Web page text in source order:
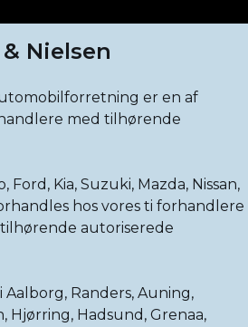
Nielsen
er en af
med tilhørende
Kia, Suzuki, Mazda, Nissan,
hos vores ti forhandlere
autoriserede
Aalborg, Randers, Auning,
Hjørring, Hadsund, Grenaa,